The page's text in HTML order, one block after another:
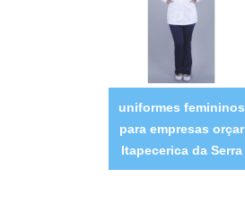
uniformes femininos
para empresas orçar
Itapecerica da Serra